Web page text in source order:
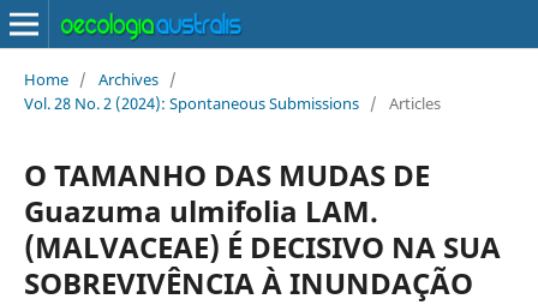
Home / Archives /
Vol. 28 No. 2 (2024): Spontaneous Submissions / Articles
O TAMANHO DAS MUDAS DE
Guazuma ulmifolia LAM.
(MALVACEAE) É DECISIVO NA SUA
SOBREVIVÊNCIA À INUNDAÇÃO